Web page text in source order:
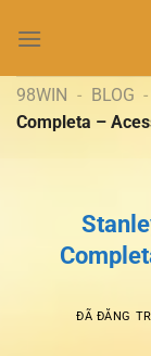
đến
dung98WIN - BLOG -
Completa –
ĐÃ ĐĂNG